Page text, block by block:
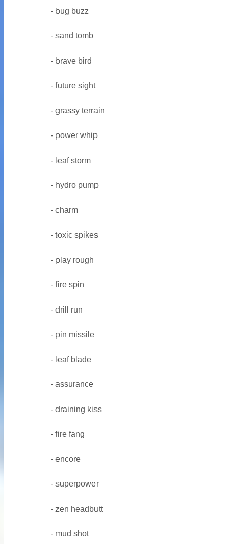
- bug buzz
- sand tomb
- brave bird
- future sight
- grassy terrain
- power whip
- leaf storm
- hydro pump
- charm
- toxic spikes
- play rough
- fire spin
- drill run
- pin missile
- leaf blade
- assurance
- draining kiss
- fire fang
- encore
- superpower
- zen headbutt
- mud shot